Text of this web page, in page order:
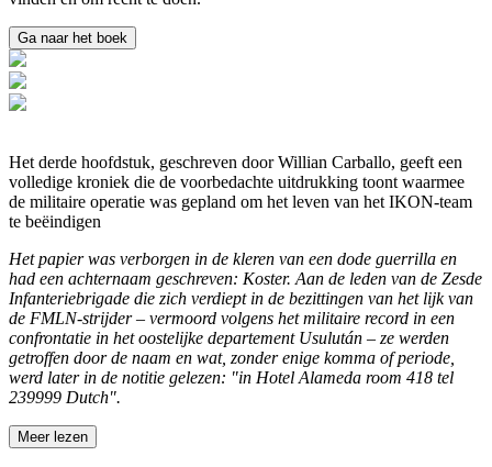
Ga naar het boek
Het derde hoofdstuk, geschreven door Willian Carballo, geeft een
volledige kroniek die de voorbedachte uitdrukking toont waarmee
de militaire operatie was gepland om het leven van het IKON-team
te beëindigen
Het papier was verborgen in de kleren van een dode guerrilla en
had een achternaam geschreven: Koster. Aan de leden van de Zesde
Infanteriebrigade die zich verdiept in de bezittingen van het lijk van
de FMLN-strijder – vermoord volgens het militaire record in een
confrontatie in het oostelijke departement Usulután – ze werden
getroffen door de naam en wat, zonder enige komma of periode,
werd later in de notitie gelezen: "in Hotel Alameda room 418 tel
239999 Dutch".
Meer lezen